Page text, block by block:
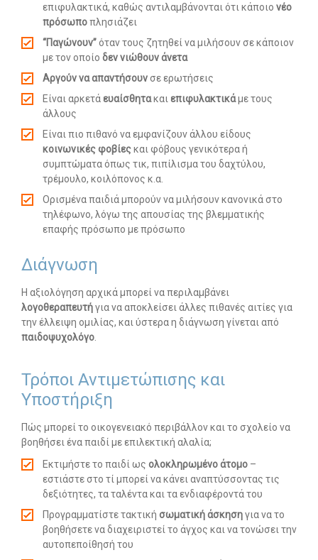
επιφυλακτικά, καθώς αντιλαμβάνονται ότι κάποιο νέο
πρόσωποπλησιάζει
“Παγώνουν” όταν τους ζητηθεί να μιλήσουν σε κάποιον
με τον οποίο δεν νιώθουν άνετα
Αργούν να απαντήσουνσε ερωτήσεις
Είναι αρκετά ευαίσθητακαι επιφυλακτικάμε τους
άλλους
Είναι πιο πιθανό να εμφανίζουν άλλου είδους
κοινωνικές φοβίεςκαι φόβους γενικότερα ή
συμπτώματα όπως τικ, πιπίλισμα του δαχτύλου,
τρέμουλο, κοιλόπονος κ.α.
Ορισμένα παιδιά μπορούν να μιλήσουν κανονικά στο
τηλέφωνο, λόγω της απουσίας της βλεμματικής
επαφής πρόσωπο με πρόσωπο
Διάγνωση
Η αξιολόγηση αρχικά μπορεί να περιλαμβάνει
λογοθεραπευτήγια να αποκλείσει άλλες πιθανές αιτίες για
την έλλειψη ομιλίας, και ύστερα η διάγνωση γίνεται από
παιδοψυχολόγο
Τρόποι Αντιμετώπισης και
Υποστήριξη
Πώς μπορεί το οικογενειακό περιβάλλον και το σχολείο να
βοηθήσει ένα παιδί με επιλεκτική αλαλία;
Εκτιμήστε το παιδί ως ολοκληρωμένο άτομο –
εστιάστε στο τί μπορεί να κάνει αναπτύσσοντας τις
δεξιότητες, τα ταλέντα και τα ενδιαφέροντά του
Προγραμματίστε τακτική σωματική άσκησηγια να το
βοηθήσετε να διαχειριστεί το άγχος και να τονώσει την
αυτοπεποίθησή του